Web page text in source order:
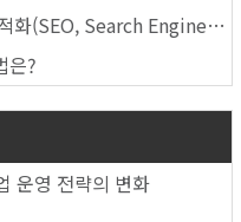
Search Engine Optimization)란
은?
운영 전략의 변화